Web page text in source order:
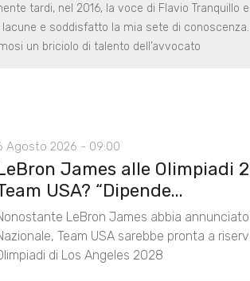
tardi, nel 2016, la voce di Flavio Tranquillo
e soddisfatto la mia sete di
un briciolo di talento dell’avvocato
Agosto 2026 - 09:00
James alle Olimpiadi
USA? “Dipende...
LeBron James abbia
Team USA sarebbe pronta a
di Los Angeles 2028